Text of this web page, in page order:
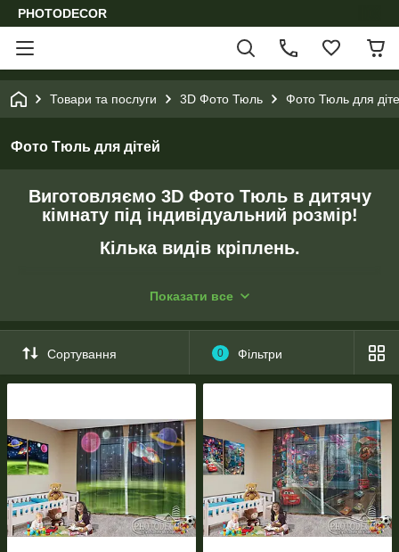
PHOTODECOR
Товари та послуги 3D Фото Тюль Фото Тюль для
Фото Тюль для дітей
Виготовляємо 3D Фото Тюль в дитячу
кімнату під індивідуальний розмір!
Кілька видів кріплень.
- Створюємо колажі за побажанням клієнта.
- Коригуємо колір зображення.
Показати все
Сортування 0 Фільтри